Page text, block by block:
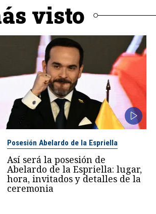
visto
Posesión Abelardo de la Espriella
Así será la posesión de
Abelardo de la Espriella: lugar,
hora, invitados y detalles de la
ceremonia